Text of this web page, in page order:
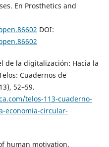
En Prosthetics and
DOI:
de la digitalización: Hacia la
Cuadernos de
52–59.
telos-113-cuaderno-
economia-circular-
human motivation.